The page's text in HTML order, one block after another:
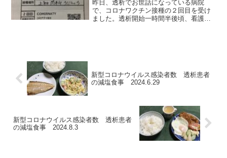
昨日、透析でお世話になっている病院
で、コロナワクチン接種の２回目を受け
ました。透析開始一時間半後頃、看護師
新型コロナウイルス感染者数 透析患者
の減塩食事 2024.6.29
新型コロナウイルス感染者数 透析患者
の減塩食事 2024.8.3